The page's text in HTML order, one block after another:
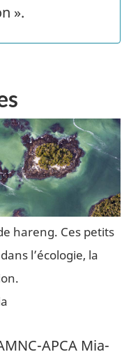
».
hareng. Ces petits
l’écologie, la
APCA Mia-